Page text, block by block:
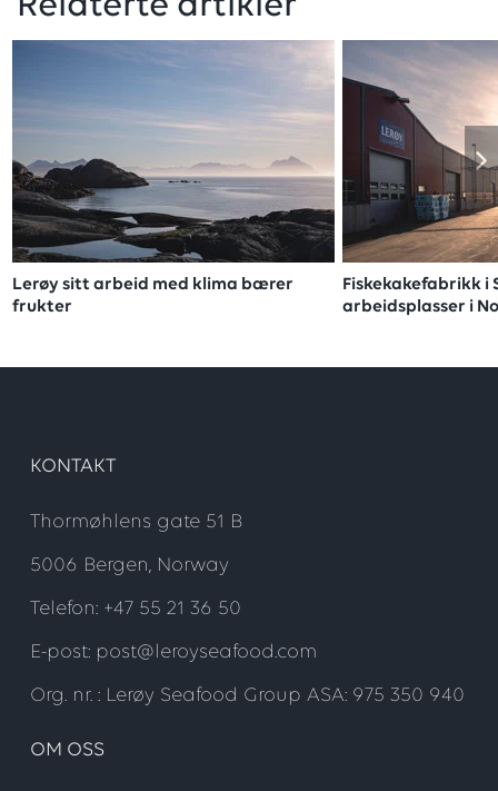
Lerøy sitt arbeid med klima bærer
frukter
Fiskekakefabrikk i
arbeidsplasser i
KONTAKT
Thormøhlens gate 51 B
5006 Bergen, Norway
Telefon: +47 55 21 36 50
E-post: post@leroyseafood.com
Org. nr. : Lerøy Seafood Group ASA: 975 350 940
OM OSS